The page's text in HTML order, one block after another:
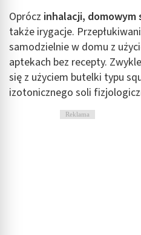
Oprócz inhalacji, domowym
także irygacje.
samodzielnie w domu z
aptekach bez recepty.
się z użyciem butelki typu
izotonicznego soli
Reklama
Tworzenie profili w celu
Wykorzystywanie profili w
spersonalizowanych treści
Pomiar efektywności reklam
Pomiar efektywności treści